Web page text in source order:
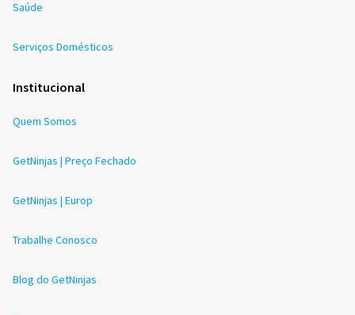
Saúde
Serviços Domésticos
Institucional
Quem Somos
GetNinjas | Preço Fechado
GetNinjas | Europ
Trabalhe Conosco
Blog do GetNinjas